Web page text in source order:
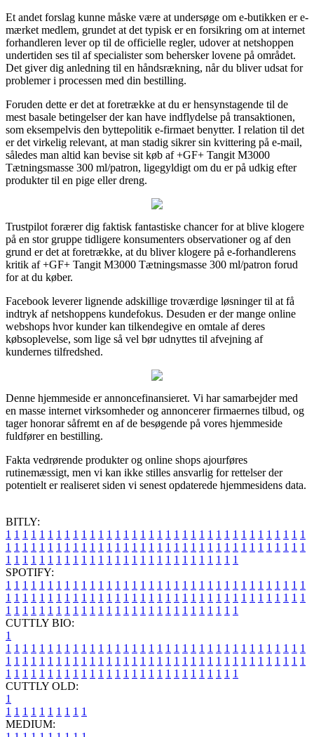
Et andet forslag kunne måske være at undersøge om e-butikken er e-
mærket medlem, grundet at det typisk er en forsikring om at internet
forhandleren lever op til de officielle regler, udover at netshoppen
undertiden ses til af specialister som behersker lovene på området.
Det giver dig anledning til en håndsrækning, når du bliver udsat for
problemer i processen med din bestilling.
Foruden dette er det at foretrække at du er hensynstagende til de
mest basale betingelser der kan have indflydelse på transaktionen,
som eksempelvis den byttepolitik e-firmaet benytter. I relation til det
er det virkelig relevant, at man stadig sikrer sin kvittering på e-mail,
således man altid kan bevise sit køb af +GF+ Tangit M3000
Tætningsmasse 300 ml/patron, ligegyldigt om du er på udkig efter
produkter til en pige eller dreng.
Trustpilot forærer dig faktisk fantastiske chancer for at blive klogere
på en stor gruppe tidligere konsumenters observationer og af den
grund er det at foretrække, at du bliver klogere på e-forhandlerens
kritik af +GF+ Tangit M3000 Tætningsmasse 300 ml/patron forud
for at du køber.
Facebook leverer lignende adskillige troværdige løsninger til at få
indtryk af netshoppens kundefokus. Desuden er der mange online
webshops hvor kunder kan tilkendegive en omtale af deres
købsoplevelse, som lige så vel bør udnyttes til afvejning af
kundernes tilfredshed.
Denne hjemmeside er annoncefinansieret. Vi har samarbejder med
en masse internet virksomheder og annoncerer firmaernes tilbud, og
tager honorar såfremt en af de besøgende på vores hjemmeside
fuldfører en bestilling.
Fakta vedrørende produkter og online shops ajourføres
rutinemæssigt, men vi kan ikke stilles ansvarlig for rettelser der
potentielt er realiseret siden vi senest opdaterede hjemmesidens data.
BITLY:
1 1 1 1 1 1 1 1 1 1 1 1 1 1 1 1 1 1 1 1 1 1 1 1 1 1 1 1 1 1 1 1 1 1 1 1
1 1 1 1 1 1 1 1 1 1 1 1 1 1 1 1 1 1 1 1 1 1 1 1 1 1 1 1 1 1 1 1 1 1 1 1
1 1 1 1 1 1 1 1 1 1 1 1 1 1 1 1 1 1 1 1 1 1 1 1 1 1 1 1
SPOTIFY:
1 1 1 1 1 1 1 1 1 1 1 1 1 1 1 1 1 1 1 1 1 1 1 1 1 1 1 1 1 1 1 1 1 1 1 1
1 1 1 1 1 1 1 1 1 1 1 1 1 1 1 1 1 1 1 1 1 1 1 1 1 1 1 1 1 1 1 1 1 1 1 1
1 1 1 1 1 1 1 1 1 1 1 1 1 1 1 1 1 1 1 1 1 1 1 1 1 1 1 1
CUTTLY BIO:
1
1 1 1 1 1 1 1 1 1 1 1 1 1 1 1 1 1 1 1 1 1 1 1 1 1 1 1 1 1 1 1 1 1 1 1 1
1 1 1 1 1 1 1 1 1 1 1 1 1 1 1 1 1 1 1 1 1 1 1 1 1 1 1 1 1 1 1 1 1 1 1 1
1 1 1 1 1 1 1 1 1 1 1 1 1 1 1 1 1 1 1 1 1 1 1 1 1 1 1 1
CUTTLY OLD:
1
1 1 1 1 1 1 1 1 1 1
MEDIUM: